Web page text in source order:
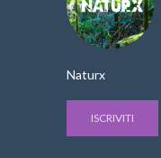
Naturx
ISCRIVITI